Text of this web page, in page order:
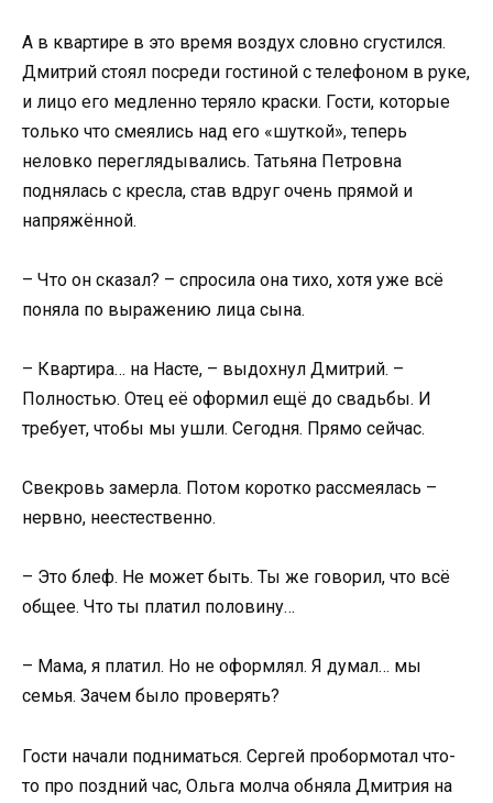
А в квартире в это время воздух словно сгустился.
Дмитрий стоял посреди гостиной с телефоном в руке,
и лицо его медленно теряло краски. Гости, которые
только что смеялись над его «шуткой», теперь
неловко переглядывались. Татьяна Петровна
поднялась с кресла, став вдруг очень прямой и
напряжённой.
– Что он сказал? – спросила она тихо, хотя уже всё
поняла по выражению лица сына.
– Квартира… на Насте, – выдохнул Дмитрий. –
Полностью. Отец её оформил ещё до свадьбы. И
требует, чтобы мы ушли. Сегодня. Прямо сейчас.
Свекровь замерла. Потом коротко рассмеялась –
нервно, неестественно.
– Это блеф. Не может быть. Ты же говорил, что всё
общее. Что ты платил половину…
– Мама, я платил. Но не оформлял. Я думал… мы
семья. Зачем было проверять?
Гости начали подниматься. Сергей пробормотал что-
то про поздний час, Ольга молча обняла Дмитрия на